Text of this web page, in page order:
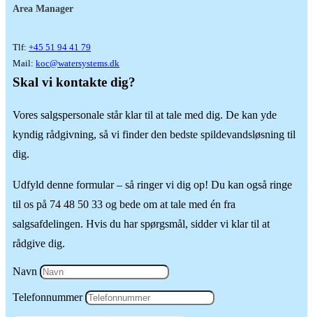
Area Manager
Tlf: +45 51 94 41 79
Mail: koc@watersystems.dk
Skal vi kontakte dig?
Vores salgspersonale står klar til at tale med dig. De kan yde
kyndig rådgivning, så vi finder den bedste spildevandsløsning til
dig.
Udfyld denne formular – så ringer vi dig op! Du kan også ringe
til os på 74 48 50 33 og bede om at tale med én fra
salgsafdelingen. Hvis du har spørgsmål, sidder vi klar til at
rådgive dig.
Navn
Telefonnummer